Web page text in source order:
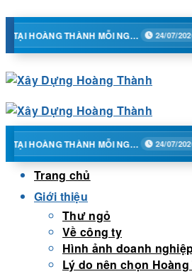
Skip
to
content
TẠI HOÀNG THÀNH MỖI NGÀY MỘT BƯỚC TIẾN 24/07/2026
Trang chủ
Giới thiệu
Thư ngỏ
Về công ty
Hình ảnh doanh
Lý do nên chọn
TẠI HOÀNG THÀNH MỖI NGÀY MỘT BƯỚC TIẾN 24/07/2026